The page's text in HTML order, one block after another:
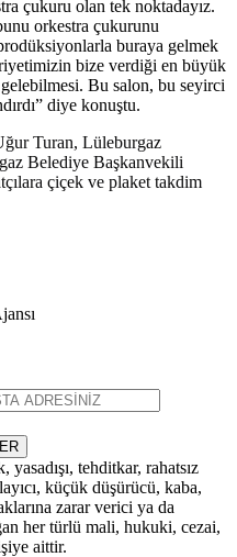
çukuru olan tek noktadayız.
orkestra çukurunu
buraya gelmek
bize verdiği en büyük
Bu salon, bu seyirci
diye konuştu.
Turan, Lüleburgaz
Belediye Başkanvekili
çiçek ve plaket takdim
yasadışı, tehditkar, rahatsız
küçük düşürücü, kaba,
zarar verici ya da
her türlü mali, hukuki, cezai,
aittir.